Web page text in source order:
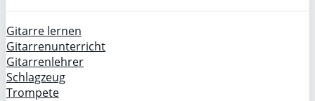
Gitarre lernen
Gitarrenunterricht
Gitarrenlehrer
Schlagzeug
Trompete